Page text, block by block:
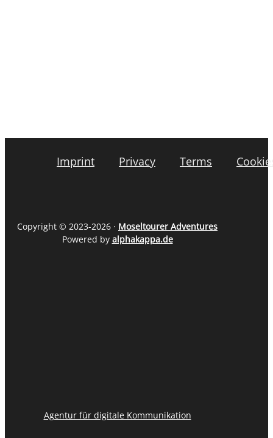
Imprint Privacy Terms
Copyright © 2023-2026 · Moseltourer Adventures
Powered by alphakappa.de
Agentur für digitale Kommunikation